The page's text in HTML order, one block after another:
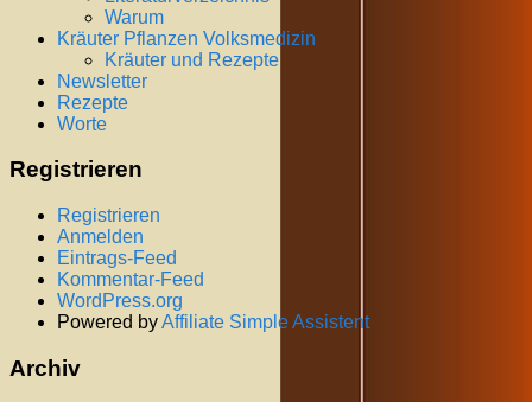
Warum
Kräuter Pflanzen Volksmedizin
Kräuter und Rezepte
Newsletter
Rezepte
Worte
Registrieren
Registrieren
Anmelden
Eintrags-Feed
Kommentar-Feed
WordPress.org
Powered byAffiliate Simple Assistent
Archiv